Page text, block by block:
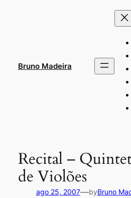
Bruno Madeira
Recital –
de Violões
ago 25, 2007—byBruno